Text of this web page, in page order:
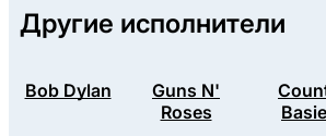
Другие исполнители
Bob Dylan
Guns N'
Roses
Basie